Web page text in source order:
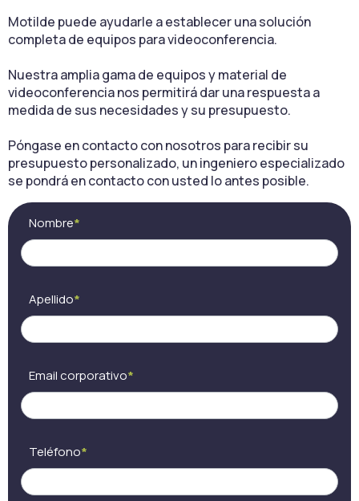
Motilde puede ayudarle a establecer una solución
completa de equipos para videoconferencia.
Nuestra amplia gama de equipos y material de
videoconferencia nos permitirá dar una respuesta a
medida de sus necesidades y su presupuesto.
Póngase en contacto con nosotros para recibir su
presupuesto personalizado, un ingeniero especializado
se pondrá en contacto con usted lo antes posible.
(ES) -
Cocon
visio
Nombre*
Apellido*
Email corporativo*
Teléfono*
eres
humano,
deja
en
blanco.